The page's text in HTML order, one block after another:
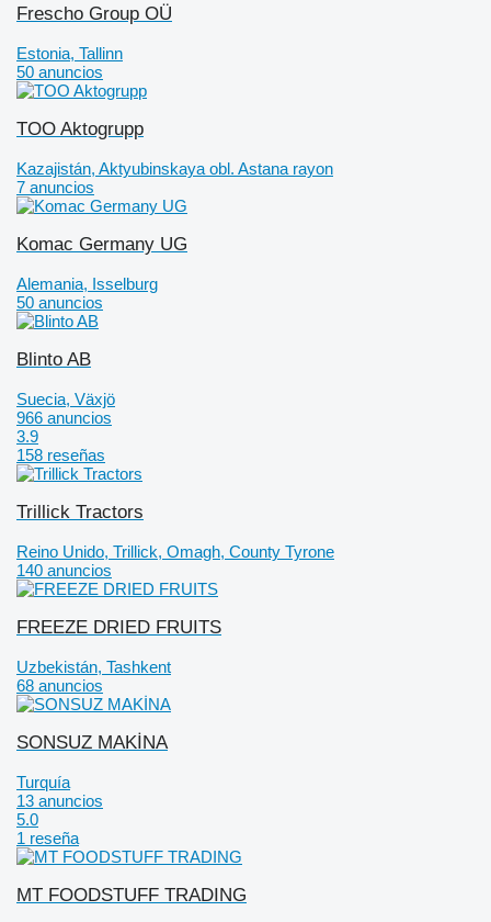
Frescho Group OÜ
Estonia, Tallinn
50 anuncios
TOO Aktogrupp
Kazajistán, Aktyubinskaya obl. Astana rayon
7 anuncios
Komac Germany UG
Alemania, Isselburg
50 anuncios
Blinto AB
Suecia, Växjö
966 anuncios
3.9
158 reseñas
Trillick Tractors
Reino Unido, Trillick, Omagh, County Tyrone
140 anuncios
FREEZE DRIED FRUITS
Uzbekistán, Tashkent
68 anuncios
SONSUZ MAKİNA
Turquía
13 anuncios
5.0
1 reseña
MT FOODSTUFF TRADING